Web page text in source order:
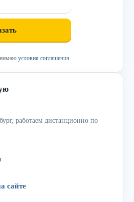
условия соглашения
работаем дистанционно по
сайте